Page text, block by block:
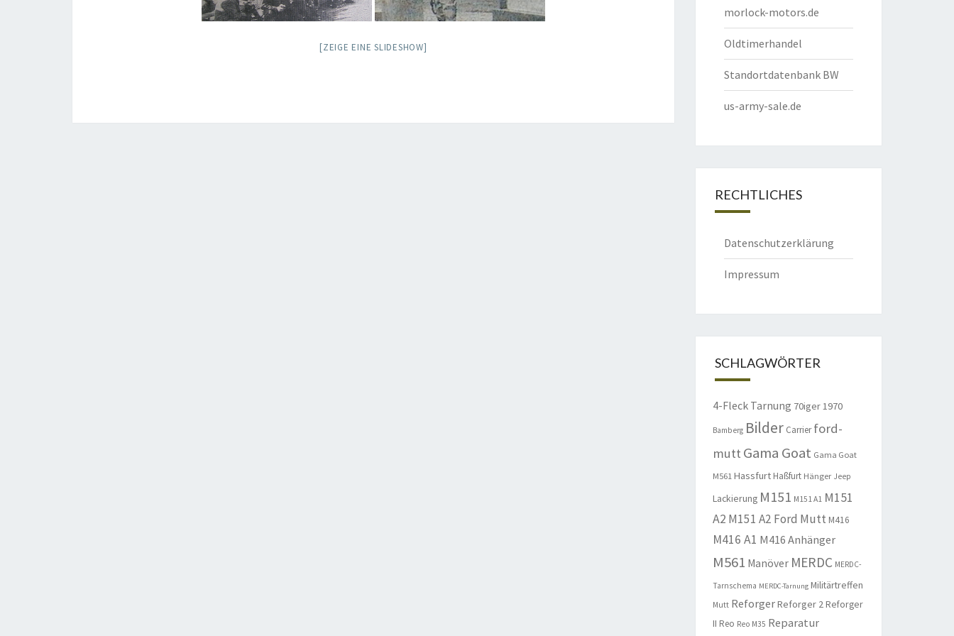
[ZEIGE EINE SLIDESHOW]
morlock-motors.de
Oldtimerhandel
Standortdatenbank BW
us-army-sale.de
RECHTLICHES
Datenschutzerklärung
Impressum
SCHLAGWÖRTER
4-Fleck Tarnung 70iger1970
Bamberg Bilder Carrier ford-
mutt Gama Goat Gama Goat
M561 Hassfurt Haßfurt Hänger Jeep
Lackierung M151 M151 A1 M151
A2 M151 A2 Ford Mutt M416
M416 A1 M416 Anhänger
M561 Manöver MERDC MERDC-
Tarnschema MERDC-Tarnung Militärtreffen
Mutt ReforgerReforger 2Reforger
II Reo Reo M35 Reparatur